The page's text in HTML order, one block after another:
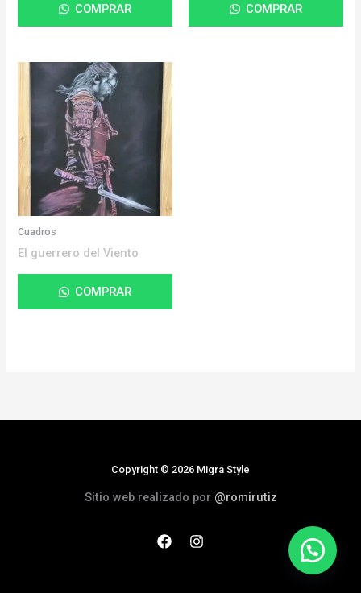
COMPRAR COMPRAR
Cuadros
El guerrero del Viento
COMPRAR
Copyright © 2026 Migra Style
Sitio web realizado por @romirutiz